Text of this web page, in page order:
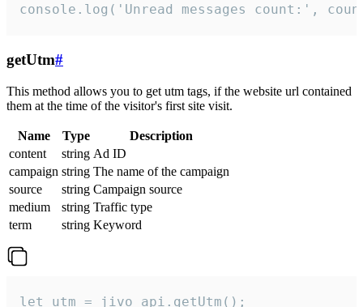
console.log('Unread messages count:',
getUtm#
This method allows you to get utm tags, if the website url contained
them at the time of the visitor's first site visit.
Name Type
Description
content
string Ad ID
campaign string The name of the campaign
source
string Campaign source
medium
string Traffic type
term
string Keyword
let utm = jivo_api.getUtm();